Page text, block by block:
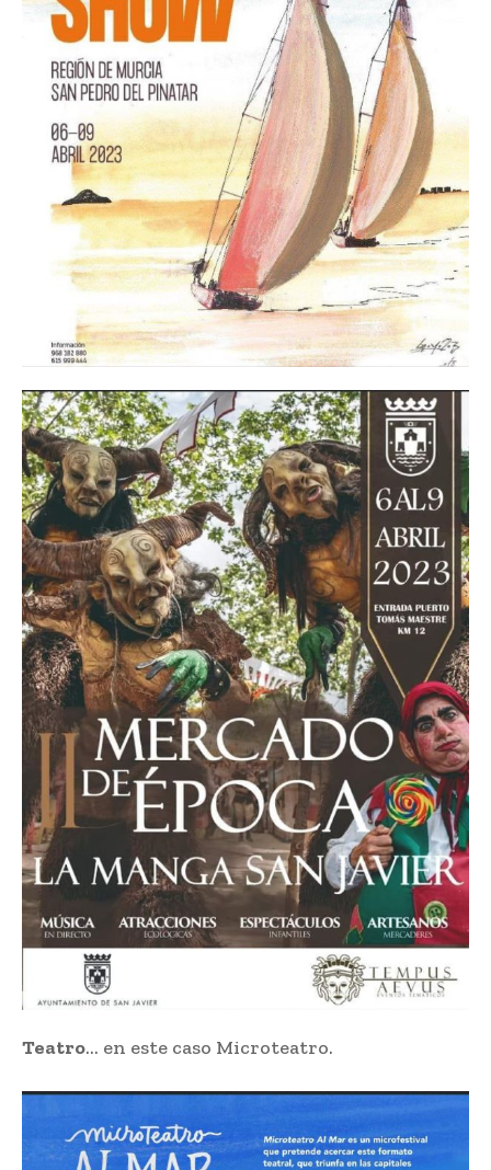
Teatro… en este caso Microteatro.